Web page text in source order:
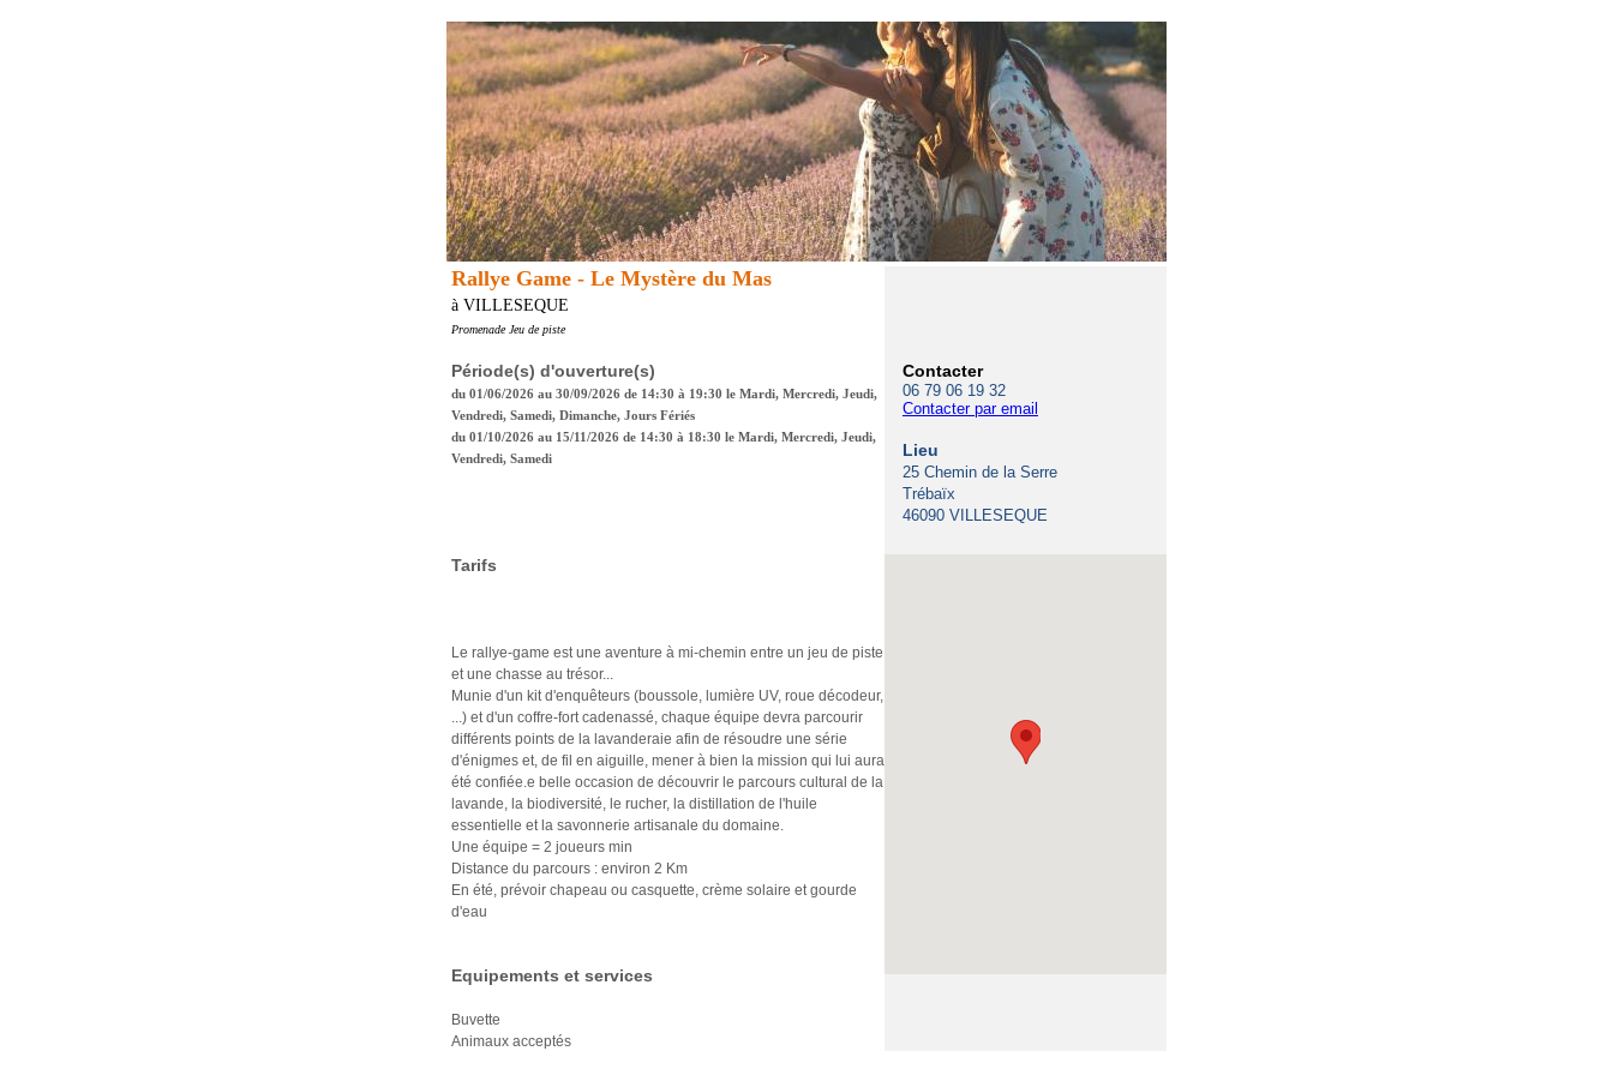
Rallye Game - Le Mystère du Mas
à VILLESEQUE
Promenade Jeu de piste
Période(s) d'ouverture(s)
du 01/06/2026 au 30/09/2026 de 14:30 à 19:30 le Mardi, Mercredi, Jeudi,
Vendredi, Samedi, Dimanche, Jours Fériés
du 01/10/2026 au 15/11/2026 de 14:30 à 18:30 le Mardi, Mercredi, Jeudi,
Vendredi, Samedi
Contacter
06 79 06 19 32
Contacter par email
Lieu
25 Chemin de la Serre
Trébaïx
46090 VILLESEQUE
Tarifs
Le rallye-game est une aventure à mi-chemin entre un jeu de piste
et une chasse au trésor...
Munie d'un kit d'enquêteurs (boussole, lumière UV, roue décodeur,
...) et d'un coffre-fort cadenassé, chaque équipe devra parcourir
différents points de la lavanderaie afin de résoudre une série
d'énigmes et, de fil en aiguille, mener à bien la mission qui lui aura
été confiée.e belle occasion de découvrir le parcours cultural de la
lavande, la biodiversité, le rucher, la distillation de l'huile
essentielle et la savonnerie artisanale du domaine.
Une équipe = 2 joueurs min
Distance du parcours : environ 2 Km
En été, prévoir chapeau ou casquette, crème solaire et gourde
d'eau
Equipements et services
Buvette
Animaux acceptés